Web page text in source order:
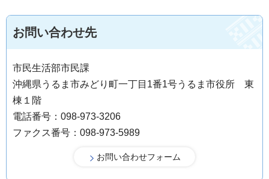
お問い合わせ先
市民生活部市民課
沖縄県うるま市みどり町一丁目1番1号うるま市役所 東
棟１階
電話番号：098-973-3206
ファクス番号：098-973-5989